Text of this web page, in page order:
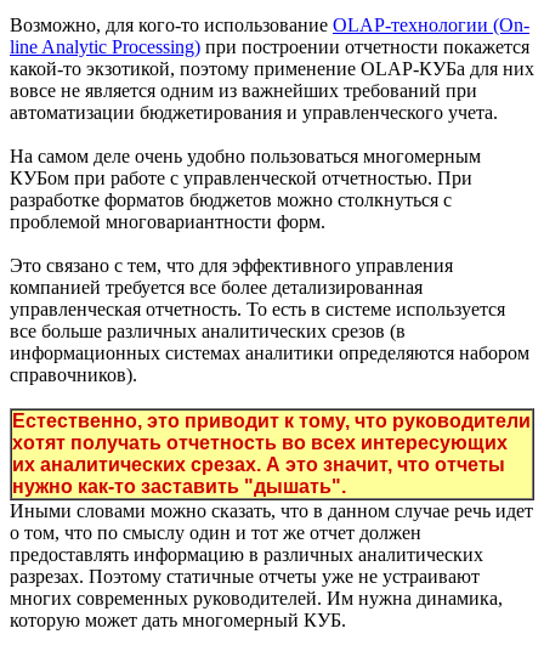
Возможно, для кого-то использование OLAP-технологии (On-
line Analytic Processing) при построении отчетности покажется
какой-то экзотикой, поэтому применение OLAP-КУБа для них
вовсе не является одним из важнейших требований при
автоматизации бюджетирования и управленческого учета.
На самом деле очень удобно пользоваться многомерным
КУБом при работе с управленческой отчетностью. При
разработке форматов бюджетов можно столкнуться с
проблемой многовариантности форм.
Это связано с тем, что для эффективного управления
компанией требуется все более детализированная
управленческая отчетность. То есть в системе используется
все больше различных аналитических срезов (в
информационных системах аналитики определяются набором
справочников).
Естественно, это приводит к тому, что руководители
хотят получать отчетность во всех интересующих
их аналитических срезах. А это значит, что отчеты
нужно как-то заставить "дышать".
Иными словами можно сказать, что в данном случае речь идет
о том, что по смыслу один и тот же отчет должен
предоставлять информацию в различных аналитических
разрезах. Поэтому статичные отчеты уже не устраивают
многих современных руководителей. Им нужна динамика,
которую может дать многомерный КУБ.